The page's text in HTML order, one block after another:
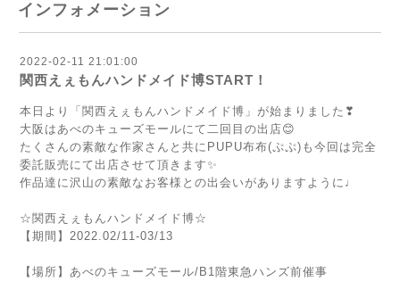
インフォメーション
2022-02-11 21:01:00
関西えぇもんハンドメイド博START！
本日より「関西えぇもんハンドメイド博」が始まりました❣
大阪はあべのキューズモールにて二回目の出店😊
たくさんの素敵な作家さんと共にPUPU布布(ぷぷ)も今回は完全
委託販売にて出店させて頂きます✨
作品達に沢山の素敵なお客様との出会いがありますように♩
☆関西えぇもんハンドメイド博☆
【期間】2022.02/11-03/13
【場所】あべのキューズモール/B1階東急ハンズ前催事